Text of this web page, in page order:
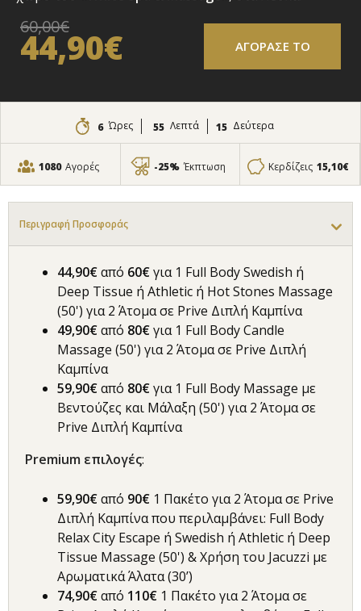
60,00€
44,90€ ΑΓΟΡΑΣΕ ΤΟ
6 Ώρες 55 Λεπτά 13 Δεύτερα
1080 Αγορές -25% Έκπτωση Κερδίζεις 15,10€
Περιγραφή Προσφοράς
44,90€από 60€για 1 Full Body Swedish ή
Deep Tissue ή Athletic ή Hot Stones Massage
(50') για 2 Άτομα σε Prive Διπλή Καμπίνα
49,90€από 80€για 1 Full Body Candle
Massage (50') για 2 Άτομα σε Prive Διπλή
Καμπίνα
59,90€από 80€για 1 Full Body Massage με
Βεντούζες και Μάλαξη (50') για 2 Άτομα σε
Prive Διπλή Καμπίνα
Premium επιλογές:
59,90€από 90€ 1 Πακέτο για 2 Άτομα σε Prive
Διπλή Καμπίνα που περιλαμβάνει: Full Body
Relax City Escape ή Swedish ή Athletic ή Deep
Tissue Massage (50') & Χρήση του Jacuzzi με
Αρωματικά Άλατα (30’)
74,90€από 110€ 1 Πακέτο για 2 Άτομα σε